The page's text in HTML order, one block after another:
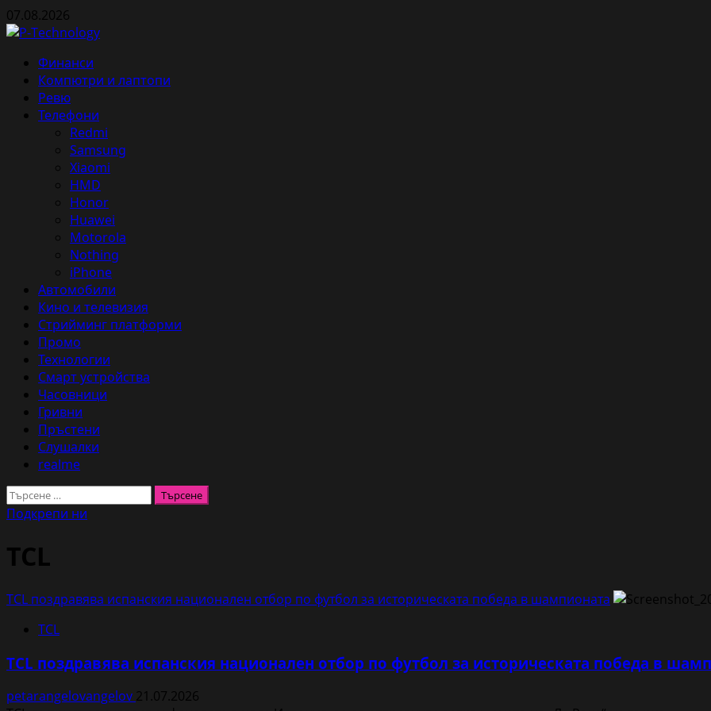
Skip
to
07.08.2026
Primary
Menu
Финанси
Компютри и лаптопи
Ревю
Телефони
Redmi
Samsung
Xiaomi
HMD
Honor
Huawei
Motorola
Nothing
iPhone
Автомобили
Кино и телевизия
Стрийминг платформи
Промо
Технологии
Смарт устройства
Часовници
Гривни
Пръстени
Слушалки
realme
Търсене
за:
Подкрепи ни
TCL
TCL поздравява испанския национален отбор по футбол за историческата победа в шампионата
TCL
TCL поздравява испанския национален отбор по футбол за историческата победа в
petarangelovangelov 21.07.2026